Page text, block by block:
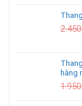
hàng